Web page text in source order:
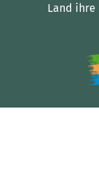
Land